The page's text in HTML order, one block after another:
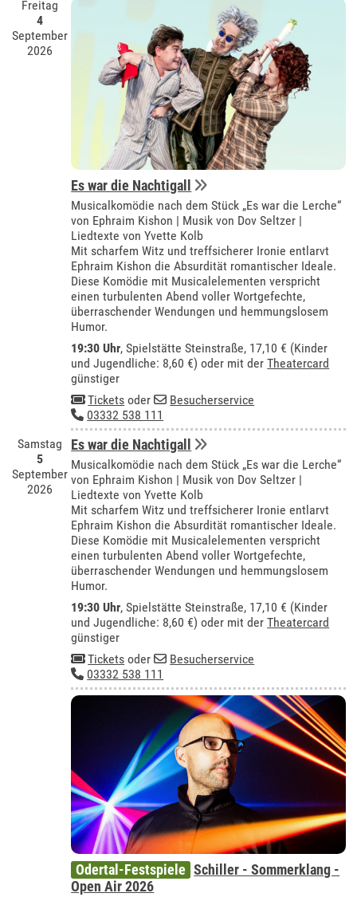
Freitag
4
September
2026
Es war die Nachtigall
Musicalkomödie nach dem Stück „Es war die Lerche“
von Ephraim Kishon | Musik von Dov Seltzer |
Liedtexte von Yvette Kolb
Mit scharfem Witz und treffsicherer Ironie entlarvt
Ephraim Kishon die Absurdität romantischer Ideale.
Diese Komödie mit Musicalelementen verspricht
einen turbulenten Abend voller Wortgefechte,
überraschender Wendungen und hemmungslosem
Humor.
19:30 Uhr, Spielstätte Steinstraße, 17,10 € (Kinder
und Jugendliche: 8,60 €) oder mit derTheatercard
günstiger
Tickets oder
Besucherservice
03332 538 111
Samstag
5
September
2026
Es war die Nachtigall
Musicalkomödie nach dem Stück „Es war die Lerche“
von Ephraim Kishon | Musik von Dov Seltzer |
Liedtexte von Yvette Kolb
Mit scharfem Witz und treffsicherer Ironie entlarvt
Ephraim Kishon die Absurdität romantischer Ideale.
Diese Komödie mit Musicalelementen verspricht
einen turbulenten Abend voller Wortgefechte,
überraschender Wendungen und hemmungslosem
Humor.
19:30 Uhr, Spielstätte Steinstraße, 17,10 € (Kinder
und Jugendliche: 8,60 €) oder mit derTheatercard
günstiger
Tickets oder
Besucherservice
03332 538 111
Odertal-Festspiele Schiller - Sommerklang -
Open Air 2026